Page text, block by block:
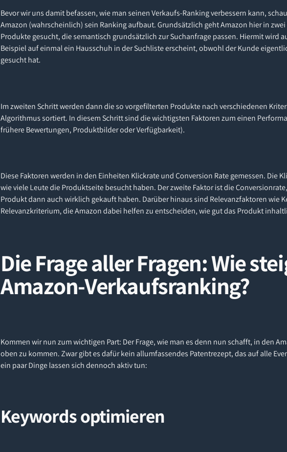
Bevor wir uns damit befassen, wie man seinen Verkaufs-Ranking verbessern kann,
Amazon (wahrscheinlich) sein Ranking aufbaut. Grundsätzlich geht Amazon hier in
Produkte gesucht, die semantisch grundsätzlich zur Suchanfrage passen. Hiermit wird
Beispiel auf einmal ein Hausschuh in der Suchliste erscheint, obwohl der Kunde
gesucht hat.
Im zweiten Schritt werden dann die so vorgefilterten Produkte nach verschiedenen
Algorithmus sortiert. In diesem Schritt sind die wichtigsten Faktoren zum einen
frühere Bewertungen, Produktbilder oder Verfügbarkeit).
Diese Faktoren werden in den Einheiten Klickrate und Conversion Rate gemessen. Die
wie viele Leute die Produktseite besucht haben. Der zweite Faktor ist die
Produkt dann auch wirklich gekauft haben. Darüber hinaus sind Relevanzfaktoren wie
Relevanzkriterium, die Amazon dabei helfen zu entscheiden, wie gut das Produkt
Die Frage aller Fragen: Wie
Amazon-Verkaufsranking?
Kommen wir nun zum wichtigen Part: Der Frage, wie man es denn nun schafft, in den
oben zu kommen. Zwar gibt es dafür kein allumfassendes Patentrezept, das auf alle
ein paar Dinge lassen sich dennoch aktiv tun:
Keywords optimieren